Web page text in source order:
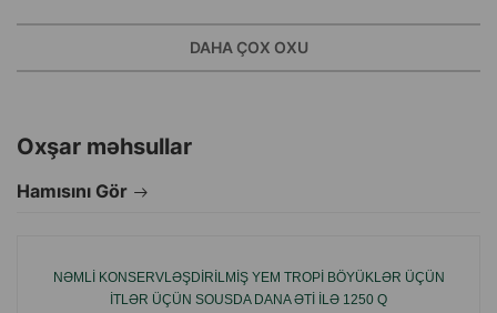
Təbii tərkib hər gün üçün tam və balanslaşdırılmış
qidalanma təmin edir
də yem asan həzm olunur və gündəlik qidalanma üçün
DAHA ÇOX OXU
Oxşar məhsullar
Hamısını Gör
NƏMLI KONSERVLƏŞDIRILMIŞ YEM TROPI BÖYÜKLƏR ÜÇÜN
ITLƏR ÜÇÜN SOUSDA DANA ƏTI ILƏ 1250 Q